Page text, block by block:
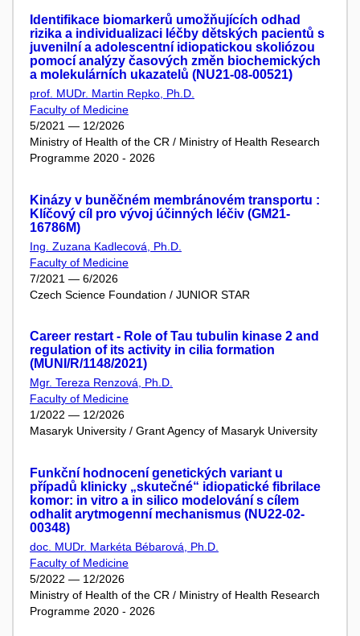
Identifikace biomarkerů umožňujících odhad
rizika a individualizaci léčby dětských pacientů s
juvenilní a adolescentní idiopatickou skoliózou
pomocí analýzy časových změn biochemických
a molekulárních ukazatelů (NU21-08-00521)
prof. MUDr. Martin Repko, Ph.D.
Faculty of Medicine
5/2021 — 12/2026
Ministry of Health of the CR / Ministry of Health Research
Programme 2020 - 2026
Kinázy v buněčném membránovém transportu :
Klíčový cíl pro vývoj účinných léčiv (GM21-
16786M)
Ing. Zuzana Kadlecová, Ph.D.
Faculty of Medicine
7/2021 — 6/2026
Czech Science Foundation / JUNIOR STAR
Career restart - Role of Tau tubulin kinase 2 and
regulation of its activity in cilia formation
(MUNI/R/1148/2021)
Mgr. Tereza Renzová, Ph.D.
Faculty of Medicine
1/2022 — 12/2026
Masaryk University / Grant Agency of Masaryk University
Funkční hodnocení genetických variant u
případů klinicky „skutečné“ idiopatické fibrilace
komor: in vitro a in silico modelování s cílem
odhalit arytmogenní mechanismus (NU22-02-
00348)
doc. MUDr. Markéta Bébarová, Ph.D.
Faculty of Medicine
5/2022 — 12/2026
Ministry of Health of the CR / Ministry of Health Research
Programme 2020 - 2026